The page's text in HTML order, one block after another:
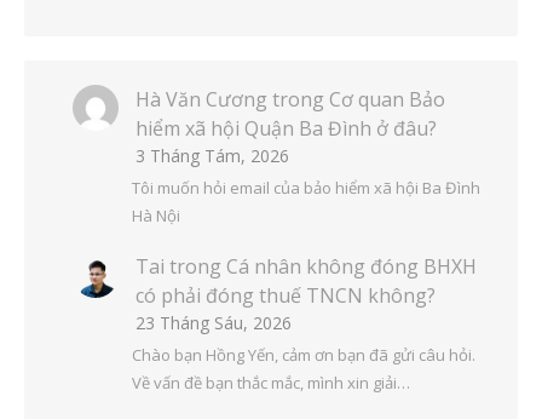
Hà Văn Cương trong Cơ quan Bảo
hiểm xã hội Quận Ba Đình ở đâu?
3 Tháng Tám, 2026
Tôi muốn hỏi email của bảo hiểm xã hội Ba Đình
Hà Nội
Tai trong Cá nhân không đóng BHXH
có phải đóng thuế TNCN không?
23 Tháng Sáu, 2026
Chào bạn Hồng Yến, cảm ơn bạn đã gửi câu hỏi.
Về vấn đề bạn thắc mắc, mình xin giải…